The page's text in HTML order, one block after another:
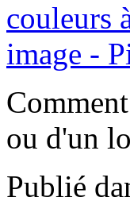
ou d'un
Publié